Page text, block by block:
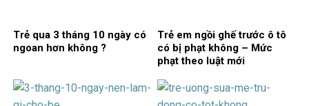
Trẻ qua 3 tháng 10 ngày có
ngoan hơn không ?
Trẻ em ngồi ghế trước ô tô
có bị phạt không – Mức
phạt theo luật mới